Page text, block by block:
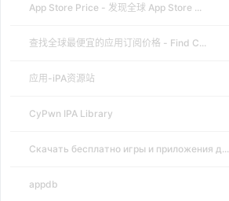
App Store Price - 发现全球 App Store ...
查找全球最便宜的应用订阅价格 - Find C...
应用-iPA资源站
CyPwn IPA Library
Скачать бесплатно игры и приложения д...
appdb